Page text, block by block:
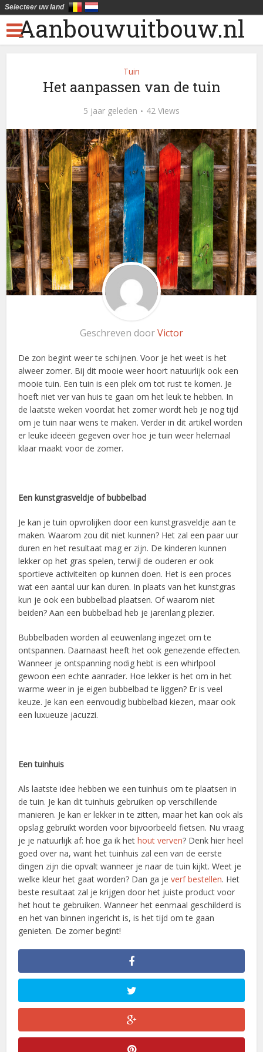
Aanbouwuitbouw.nl
Tuin
Het aanpassen van de tuin
5 jaar geleden 42 Views
Geschreven doorVictor
De zon begint weer te schijnen. Voor je het weet is het
alweer zomer. Bij dit mooie weer hoort natuurlijk ook een
mooie tuin. Een tuin is een plek om tot rust te komen. Je
hoeft niet ver van huis te gaan om het leuk te hebben. In
de laatste weken voordat het zomer wordt heb je nog tijd
om je tuin naar wens te maken. Verder in dit artikel worden
er leuke ideeën gegeven over hoe je tuin weer helemaal
klaar maakt voor de zomer.
Een kunstgrasveldje of bubbelbad
Je kan je tuin opvrolijken door een kunstgrasveldje aan te
maken. Waarom zou dit niet kunnen? Het zal een paar uur
duren en het resultaat mag er zijn. De kinderen kunnen
lekker op het gras spelen, terwijl de ouderen er ook
sportieve activiteiten op kunnen doen. Het is een proces
wat een aantal uur kan duren. In plaats van het kunstgras
kun je ook een bubbelbad plaatsen. Of waarom niet
beiden? Aan een bubbelbad heb je jarenlang plezier.
Bubbelbaden worden al eeuwenlang ingezet om te
ontspannen. Daarnaast heeft het ook genezende effecten.
Wanneer je ontspanning nodig hebt is een whirlpool
gewoon een echte aanrader. Hoe lekker is het om in het
warme weer in je eigen bubbelbad te liggen? Er is veel
keuze. Je kan een eenvoudig bubbelbad kiezen, maar ook
een luxueuze jacuzzi.
Een tuinhuis
Als laatste idee hebben we een tuinhuis om te plaatsen in
de tuin. Je kan dit tuinhuis gebruiken op verschillende
manieren. Je kan er lekker in te zitten, maar het kan ook als
opslag gebruikt worden voor bijvoorbeeld fietsen. Nu vraag
je je natuurlijk af: hoe ga ik hethout verven? Denk hier heel
goed over na, want het tuinhuis zal een van de eerste
dingen zijn die opvalt wanneer je naar de tuin kijkt. Weet je
welke kleur het gaat worden? Dan ga jeverf bestellen. Het
beste resultaat zal je krijgen door het juiste product voor
het hout te gebruiken. Wanneer het eenmaal geschilderd is
en het van binnen ingericht is, is het tijd om te gaan
genieten. De zomer begint!
Selecteer uw land